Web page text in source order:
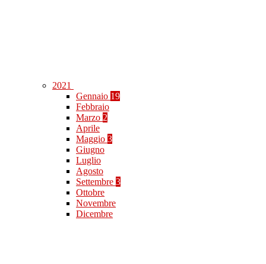
2021
Gennaio 19
Febbraio
Marzo 2
Aprile
Maggio 3
Giugno
Luglio
Agosto
Settembre 3
Ottobre
Novembre
Dicembre